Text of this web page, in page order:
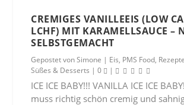
CREMIGES VANILLEEIS (LOW
LCHF) MIT KARAMELLSAUCE –
SELBSTGEMACHT
Gepostet vonSimone | Eis, PMS Food, Rezepte
Süßes & Desserts |0 |
ICE ICE BABY!!! VANILLA ICE ICE
muss richtig schön cremig und